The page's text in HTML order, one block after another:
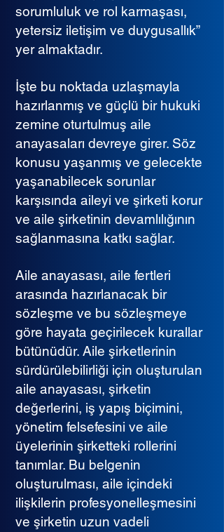
sorumluluk ve rol karmaşası,
yetersiz iletişim ve duygusallık”
yer almaktadır.
İşte bu noktada uzlaşmayla
hazırlanmış ve güçlü bir hukuki
zemine oturtulmuş aile
anayasaları devreye girer. Söz
konusu yaşanmış ve gelecekte
yaşanabilecek sorunlar
karşısında aileyi ve şirketi korur
ve aile şirketinin devamlılığının
sağlanmasına katkı sağlar.
Aile anayasası, aile fertleri
arasında hazırlanacak bir
sözleşme ve bu sözleşmeye
göre hayata geçirilecek kurallar
bütünüdür. Aile şirketlerinin
sürdürülebilirliği için oluşturulan
aile anayasası, şirketin
değerlerini, iş yapış biçimini,
yönetim felsefesini ve aile
üyelerinin şirketteki rollerini
tanımlar. Bu belgenin
oluşturulması, aile içindeki
ilişkilerin profesyonelleşmesini
ve şirketin uzun vadeli